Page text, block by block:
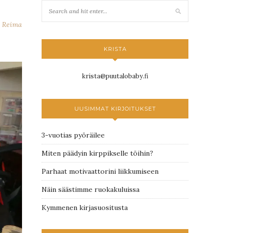
Reima
KRISTA
krista@puutalobaby.fi
UUSIMMAT KIRJOITUKSET
3-vuotias pyöräilee
Miten päädyin kirppikselle töihin?
Parhaat motivaattorini liikkumiseen
Näin säästimme ruokakuluissa
Kymmenen kirjasuositusta